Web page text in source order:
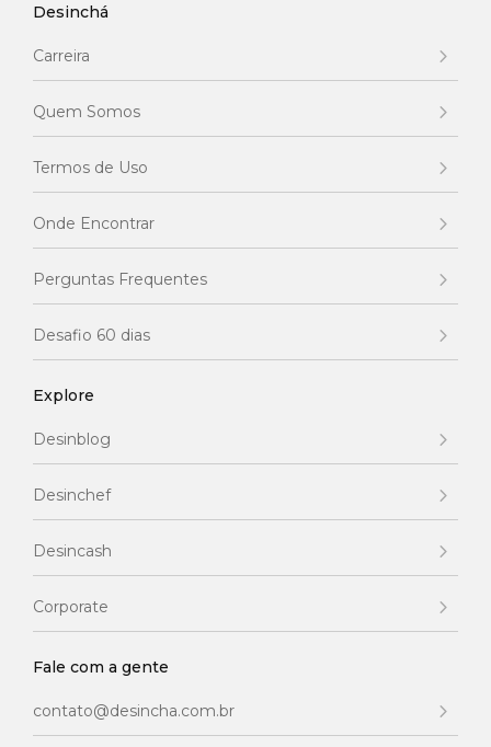
Desinchá
Carreira
Quem Somos
Termos de Uso
Onde Encontrar
Perguntas Frequentes
Desafio 60 dias
Explore
Desinblog
Desinchef
Desincash
Corporate
Fale com a gente
contato@desincha.com.br